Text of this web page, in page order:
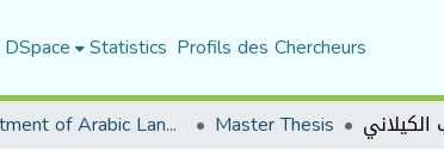
Statistics Profils des Chercheurs
Department of Arabic Language and Literature Master Thesis